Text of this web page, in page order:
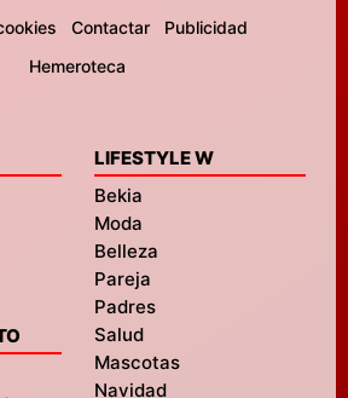
Contactar
Publicidad
Hemeroteca
LIFESTYLE W
Bekia
Moda
Belleza
Pareja
Padres
Salud
Mascotas
Navidad